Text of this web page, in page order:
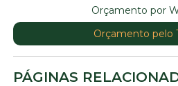
Orçamento por
Orçamento pelo
PÁGINAS